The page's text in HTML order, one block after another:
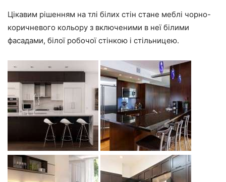
Цікавим рішенням на тлі білих стін стане меблі чорно-
коричневого кольору з включеними в неї білими
фасадами, білої робочої стінкою і стільницею.